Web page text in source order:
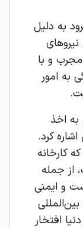
به دلیل
و با
به امور
به اخذ
کرد.
کارخانه
از جمله
و ایمنی
افتخار